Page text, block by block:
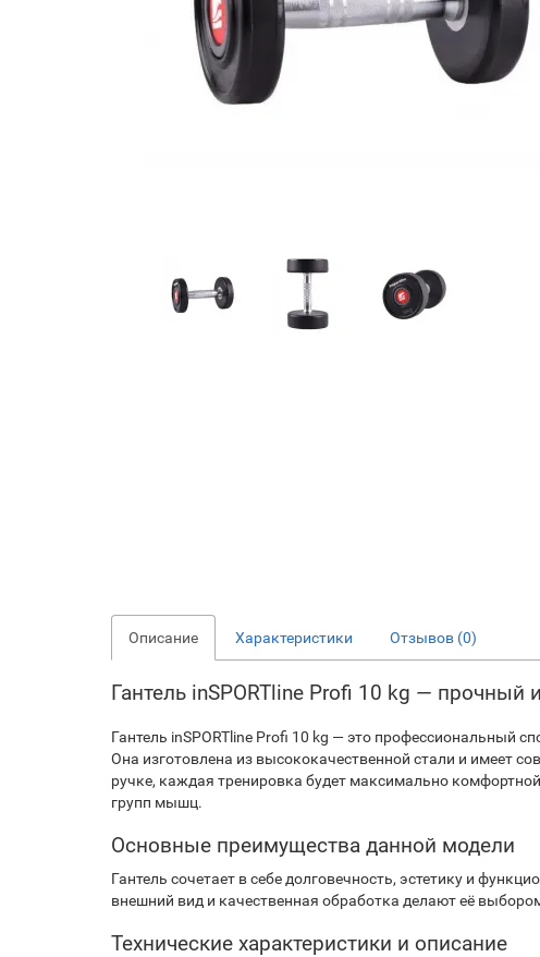
Описание Характеристики Отзывов (0)
Гантель inSPORTline Profi 10 kg — прочный
Гантель inSPORTline Profi 10 kg — это профессиональный
Она изготовлена из высококачественной стали и имеет
ручке, каждая тренировка будет максимально
групп мышц.
Основные преимущества данной модели
Гантель сочетает в себе долговечность, эстетику и
внешний вид и качественная обработка делают её
Технические характеристики и описание